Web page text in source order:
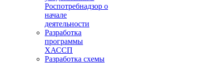
Роспотребнадзор о
начале
деятельности
Разработка
программы
ХАССП
Разработка схемы